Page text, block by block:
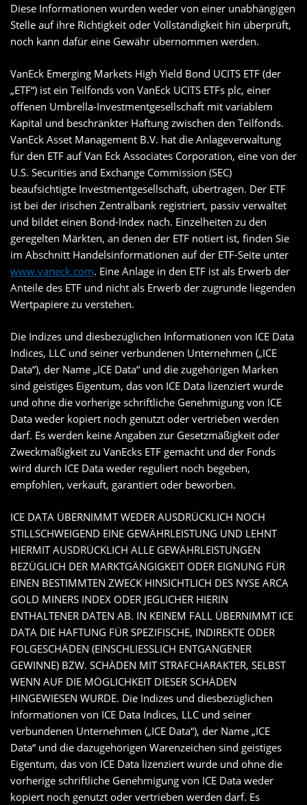
Diese Informationen wurden weder von einer unabhängigen
Stelle auf ihre Richtigkeit oder Vollständigkeit hin überprüft,
noch kann dafür eine Gewähr übernommen werden.
VanEck Emerging Markets High Yield Bond UCITS ETF (der
„ETF“) ist ein Teilfonds von VanEck UCITS ETFs plc, einer
offenen Umbrella-Investmentgesellschaft mit variablem
Kapital und beschränkter Haftung zwischen den Teilfonds.
VanEck Asset Management B.V. hat die Anlageverwaltung
für den ETF auf Van Eck Associates Corporation, eine von der
U.S. Securities and Exchange Commission (SEC)
beaufsichtigte Investmentgesellschaft, übertragen. Der ETF
ist bei der irischen Zentralbank registriert, passiv verwaltet
und bildet einen Bond-Index nach. Einzelheiten zu den
geregelten Märkten, an denen der ETF notiert ist, finden Sie
im Abschnitt Handelsinformationen auf der ETF-Seite unter
www.vaneck.com. Eine Anlage in den ETF ist als Erwerb der
Anteile des ETF und nicht als Erwerb der zugrunde liegenden
Wertpapiere zu verstehen.
Die Indizes und diesbezüglichen Informationen von ICE Data
Indices, LLC und seiner verbundenen Unternehmen („ICE
Data“), der Name „ICE Data“ und die zugehörigen Marken
sind geistiges Eigentum, das von ICE Data lizenziert wurde
und ohne die vorherige schriftliche Genehmigung von ICE
Data weder kopiert noch genutzt oder vertrieben werden
darf. Es werden keine Angaben zur Gesetzmäßigkeit oder
Zweckmäßigkeit zu VanEcks ETF gemacht und der Fonds
wird durch ICE Data weder reguliert noch begeben,
empfohlen, verkauft, garantiert oder beworben.
ICE DATA ÜBERNIMMT WEDER AUSDRÜCKLICH NOCH
STILLSCHWEIGEND EINE GEWÄHRLEISTUNG UND LEHNT
HIERMIT AUSDRÜCKLICH ALLE GEWÄHRLEISTUNGEN
BEZÜGLICH DER MARKTGÄNGIGKEIT ODER EIGNUNG FÜR
EINEN BESTIMMTEN ZWECK HINSICHTLICH DES NYSE ARCA
GOLD MINERS INDEX ODER JEGLICHER HIERIN
ENTHALTENER DATEN AB. IN KEINEM FALL ÜBERNIMMT ICE
DATA DIE HAFTUNG FÜR SPEZIFISCHE, INDIREKTE ODER
FOLGESCHÄDEN (EINSCHLIESSLICH ENTGANGENER
GEWINNE) BZW. SCHÄDEN MIT STRAFCHARAKTER, SELBST
WENN AUF DIE MÖGLICHKEIT DIESER SCHÄDEN
HINGEWIESEN WURDE. Die Indizes und diesbezüglichen
Informationen von ICE Data Indices, LLC und seiner
verbundenen Unternehmen („ICE Data“), der Name „ICE
Data“ und die dazugehörigen Warenzeichen sind geistiges
Eigentum, das von ICE Data lizenziert wurde und ohne die
vorherige schriftliche Genehmigung von ICE Data weder
kopiert noch genutzt oder vertrieben werden darf. Es